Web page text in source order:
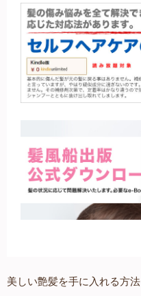
美しい艶髪を手に入れる方法